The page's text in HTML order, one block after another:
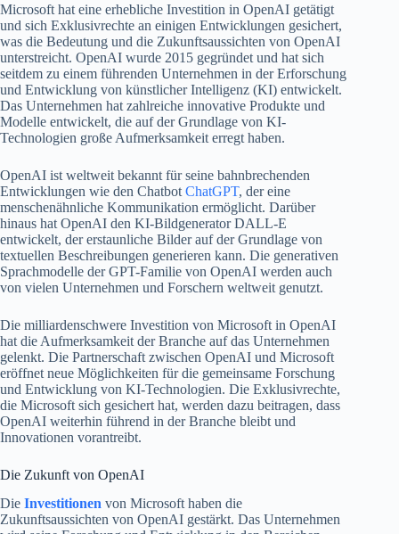
Microsoft hat eine erhebliche Investition in OpenAI getätigt
und sich Exklusivrechte an einigen Entwicklungen gesichert,
was die Bedeutung und die Zukunftsaussichten von OpenAI
unterstreicht. OpenAI wurde 2015 gegründet und hat sich
seitdem zu einem führenden Unternehmen in der Erforschung
und Entwicklung von künstlicher Intelligenz (KI) entwickelt.
Das Unternehmen hat zahlreiche innovative Produkte und
Modelle entwickelt, die auf der Grundlage von KI-
Technologien große Aufmerksamkeit erregt haben.
OpenAI ist weltweit bekannt für seine bahnbrechenden
Entwicklungen wie den Chatbot ChatGPT, der eine
menschenähnliche Kommunikation ermöglicht. Darüber
hinaus hat OpenAI den KI-Bildgenerator DALL-E
entwickelt, der erstaunliche Bilder auf der Grundlage von
textuellen Beschreibungen generieren kann. Die generativen
Sprachmodelle der GPT-Familie von OpenAI werden auch
von vielen Unternehmen und Forschern weltweit genutzt.
Die milliardenschwere Investition von Microsoft in OpenAI
hat die Aufmerksamkeit der Branche auf das Unternehmen
gelenkt. Die Partnerschaft zwischen OpenAI und Microsoft
eröffnet neue Möglichkeiten für die gemeinsame Forschung
und Entwicklung von KI-Technologien. Die Exklusivrechte,
die Microsoft sich gesichert hat, werden dazu beitragen, dass
OpenAI weiterhin führend in der Branche bleibt und
Innovationen vorantreibt.
Die Zukunft von OpenAI
Die Investitionen von Microsoft haben die
Zukunftsaussichten von OpenAI gestärkt. Das Unternehmen